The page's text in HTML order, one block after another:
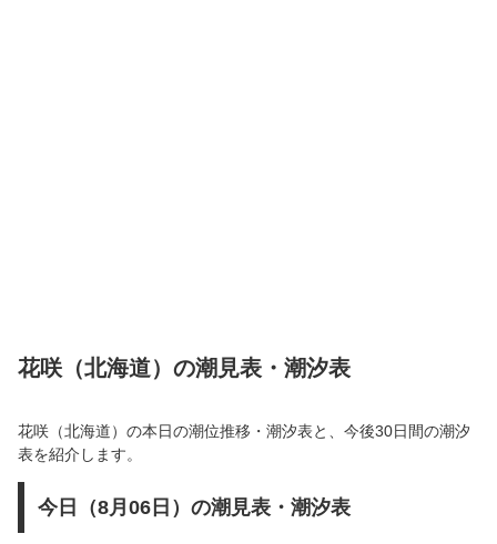
花咲（北海道）の潮見表・潮汐表
花咲（北海道）の本日の潮位推移・潮汐表と、今後30日間の潮汐
表を紹介します。
今日（8月06日）の潮見表・潮汐表